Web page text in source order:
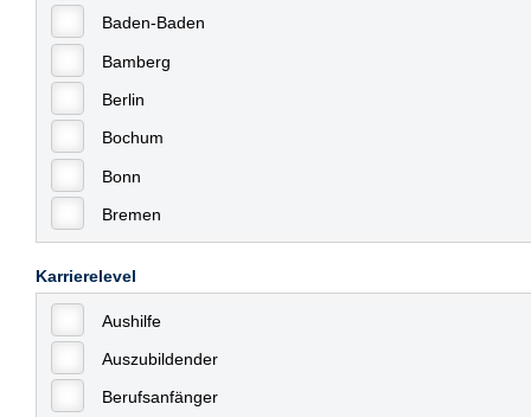
Baden-Baden
Bamberg
Berlin
Bochum
Bonn
Bremen
Celle
Chemnitz
Dessau
Dresden
Karrierelevel
Aushilfe
Auszubildender
Berufsanfänger